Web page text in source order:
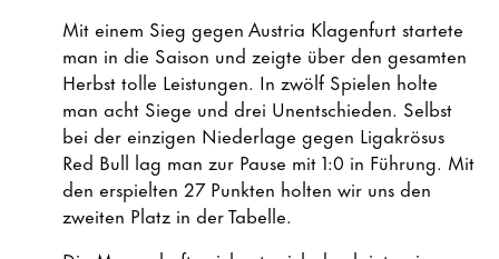
Mit einem Sieg gegen Austria Klagenfurt startete
man in die Saison und zeigte über den gesamten
Herbst tolle Leistungen. In zwölf Spielen holte
man acht Siege und drei Unentschieden. Selbst
bei der einzigen Niederlage gegen Ligakrösus
Red Bull lag man zur Pause mit 1:0 in Führung. Mit
den erspielten 27 Punkten holten wir uns den
zweiten Platz in der Tabelle.